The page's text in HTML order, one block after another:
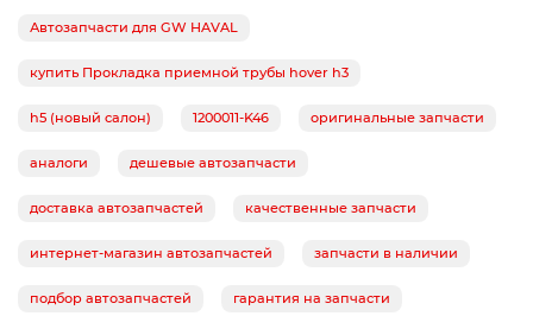
Автозапчасти для GW HAVAL
купить Прокладка приемной трубы hover h3
h5 (новый салон) 1200011-K46 оригинальные запчасти
аналоги дешевые автозапчасти
доставка автозапчастей качественные запчасти
интернет-магазин автозапчастей запчасти в наличии
подбор автозапчастей гарантия на запчасти